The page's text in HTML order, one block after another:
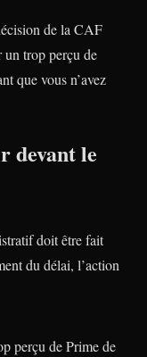
de la CAF
un trop perçu de
que vous n’avez
devant le
doit être fait
du délai, l’action
perçu de Prime de